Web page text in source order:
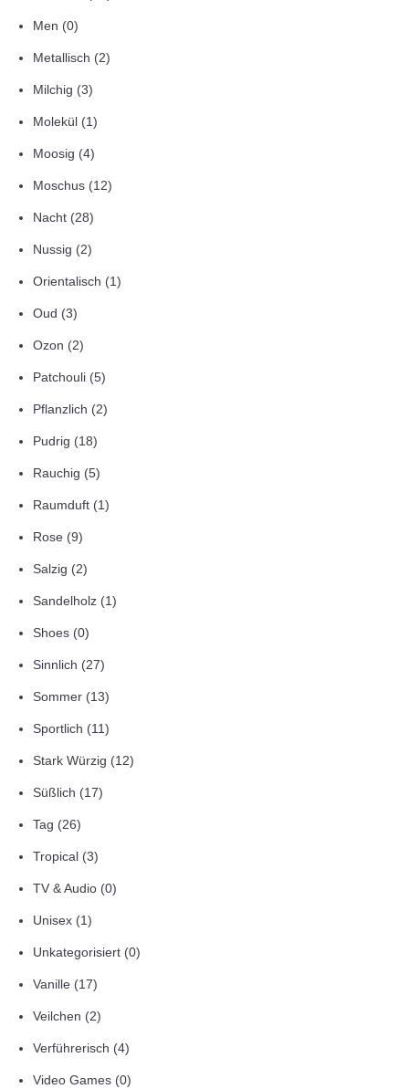
Men (0)
Metallisch (2)
Milchig (3)
Molekül (1)
Moosig (4)
Moschus (12)
Nacht (28)
Nussig (2)
Orientalisch (1)
Oud (3)
Ozon (2)
Patchouli (5)
Pflanzlich (2)
Pudrig (18)
Rauchig (5)
Raumduft (1)
Rose (9)
Salzig (2)
Sandelholz (1)
Shoes (0)
Sinnlich (27)
Sommer (13)
Sportlich (11)
Stark Würzig (12)
Süßlich (17)
Tag (26)
Tropical (3)
TV & Audio (0)
Unisex (1)
Unkategorisiert (0)
Vanille (17)
Veilchen (2)
Verführerisch (4)
Video Games (0)